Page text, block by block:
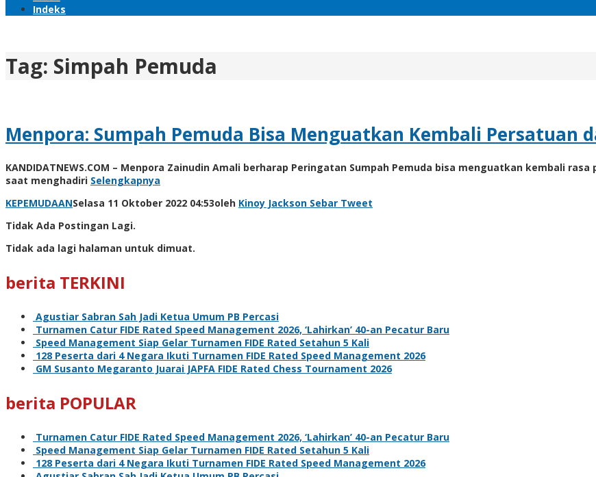
Indeks
Tag: Simpah Pemuda
Menpora: Sumpah Pemuda Bisa Menguatkan Kembali Persatuan
KANDIDATNEWS.COM – Menpora Zainudin Amali berharap Peringatan Sumpah Pemuda bisa menguatkan kembali
saat menghadiri Selengkapnya
KEPEMUDAANSelasa 11 Oktober 2022 04:53oleh Kinoy Jackson Sebar Tweet
Tidak Ada Postingan Lagi.
Tidak ada lagi halaman untuk dimuat.
berita TERKINI
Agustiar Sabran Sah Jadi Ketua Umum PB Percasi
Turnamen Catur FIDE Rated Speed Management 2026, ‘Lahirkan’ 40-an Pecatur Baru
Speed Management Siap Gelar Turnamen FIDE Rated Setahun 5 Kali
128 Peserta dari 4 Negara Ikuti Turnamen FIDE Rated Speed Management 2026
GM Susanto Megaranto Juarai JAPFA FIDE Rated Chess Tournament 2026
berita POPULAR
Turnamen Catur FIDE Rated Speed Management 2026, ‘Lahirkan’ 40-an Pecatur Baru
Speed Management Siap Gelar Turnamen FIDE Rated Setahun 5 Kali
128 Peserta dari 4 Negara Ikuti Turnamen FIDE Rated Speed Management 2026